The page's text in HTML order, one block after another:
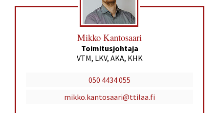
Mikko Kantosaari
Toimitusjohtaja
VTM, LKV, AKA, KHK
050 4434 055
mikko.kantosaari@ttilaa.fi